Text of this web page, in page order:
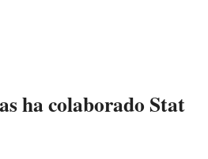
ha colaborado Stat